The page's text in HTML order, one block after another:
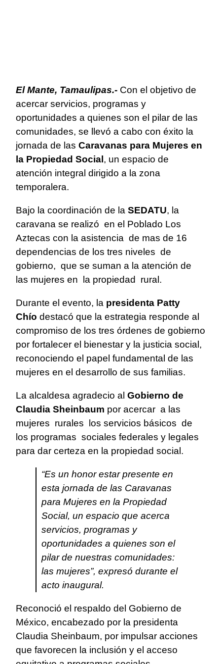
El Mante, Tamaulipas.- Con el objetivo de
acercar servicios, programas y
oportunidades a quienes son el pilar de las
comunidades, se llevó a cabo con éxito la
jornada de las Caravanas para Mujeres en
la Propiedad Social, un espacio de
atención integral dirigido a la zona
temporalera.
Bajo la coordinación de la SEDATU, la
caravana se realizó en el Poblado Los
Aztecas con la asistencia de mas de 16
dependencias de los tres niveles de
gobierno, que se suman a la atención de
las mujeres en la propiedad rural.
Durante el evento, la presidenta Patty
Chío destacó que la estrategia responde al
compromiso de los tres órdenes de gobierno
por fortalecer el bienestar y la justicia social,
reconociendo el papel fundamental de las
mujeres en el desarrollo de sus familias.
La alcaldesa agradecio al Gobierno de
Claudia Sheinbaum por acercar a las
mujeres rurales los servicios básicos de
los programas sociales federales y legales
para dar certeza en la propiedad social.
“Es un honor estar presente en
esta jornada de las Caravanas
para Mujeres en la Propiedad
Social, un espacio que acerca
servicios, programas y
oportunidades a quienes son el
pilar de nuestras comunidades:
las mujeres”, expresó durante el
acto inaugural.
Reconoció el respaldo del Gobierno de
México, encabezado por la presidenta
Claudia Sheinbaum, por impulsar acciones
que favorecen la inclusión y el acceso